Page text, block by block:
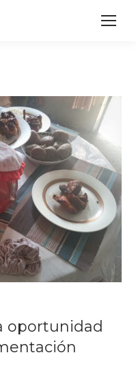
oportunidad